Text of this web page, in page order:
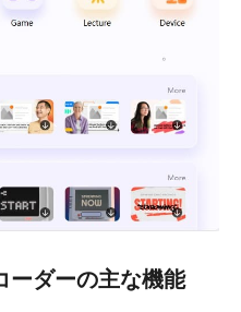
ダーの主な機能